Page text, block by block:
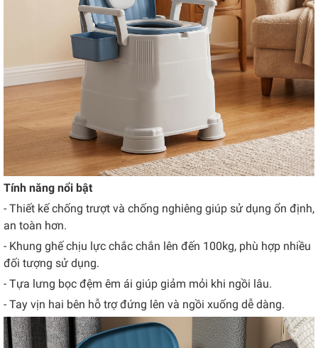
Tính năng nổi bật
- Thiết kế chống trượt và chống nghiêng giúp sử dụng ổn định,
an toàn hơn.
- Khung ghế chịu lực chắc chắn lên đến 100kg, phù hợp nhiều
đối tượng sử dụng.
- Tựa lưng bọc đệm êm ái giúp giảm mỏi khi ngồi lâu.
- Tay vịn hai bên hỗ trợ đứng lên và ngồi xuống dễ dàng.